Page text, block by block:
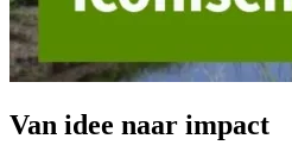
Van idee naar impact